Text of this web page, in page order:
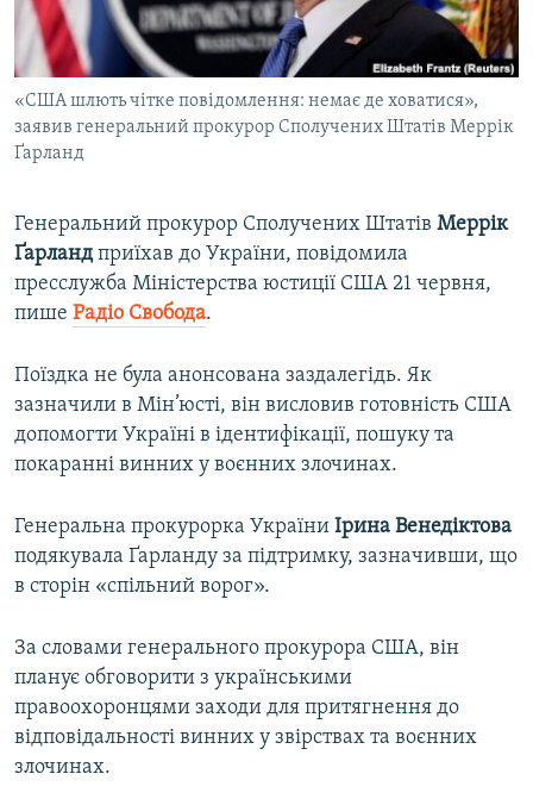
ВІДЕОУРОКИ «ELIFBE»
СВІДЧЕННЯ ОКУПАЦІЇ
УКРАЇНСЬКА ПРОБЛЕМА КРИМУ
ІНФОГРАФІКА
Русский
Qırımtatar
ДОЛУЧАЙСЯ!
Усі сайти RFE/RL
«США шлють чітке повідомлення: немає де ховатися»,
заявив генеральний прокурор Сполучених Штатів Меррік
Ґарланд
Генеральний прокурор Сполучених Штатів Меррік
Ґарландприїхав до України, повідомила
пресслужба Міністерства юстиції США 21 червня,
пише Радіо Свобода.
Поїздка не була анонсована заздалегідь. Як
зазначили в Мін’юсті, він висловив готовність США
допомогти Україні в ідентифікації, пошуку та
покаранні винних у воєнних злочинах.
Генеральна прокурорка України Ірина Венедіктова
подякувала Ґарланду за підтримку, зазначивши, що
в сторін «спільний ворог».
За словами генерального прокурора США, він
планує обговорити з українськими
правоохоронцями заходи для притягнення до
відповідальності винних у звірствах та воєнних
злочинах.